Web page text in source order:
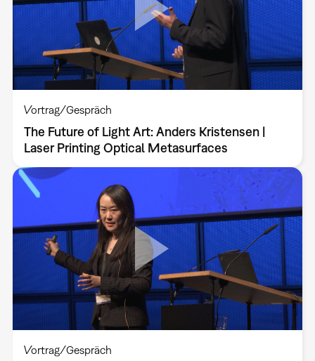
Vortrag/Gespräch
The Future of Light Art: Anders Kristensen |
Laser Printing Optical Metasurfaces
Vortrag/Gespräch